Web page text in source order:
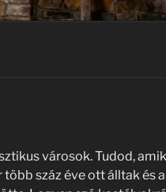
városok. Tudod,
száz éve ott álltak és a